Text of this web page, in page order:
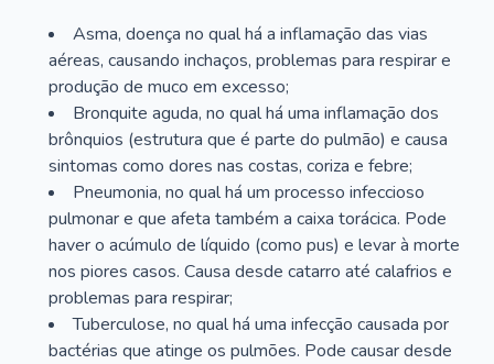
Asma, doença no qual há a inflamação das vias
aéreas, causando inchaços, problemas para respirar e
produção de muco em excesso;
Bronquite aguda, no qual há uma inflamação dos
brônquios (estrutura que é parte do pulmão) e causa
sintomas como dores nas costas, coriza e febre;
Pneumonia, no qual há um processo infeccioso
pulmonar e que afeta também a caixa torácica. Pode
haver o acúmulo de líquido (como pus) e levar à morte
nos piores casos. Causa desde catarro até calafrios e
problemas para respirar;
Tuberculose, no qual há uma infecção causada por
bactérias que atinge os pulmões. Pode causar desde